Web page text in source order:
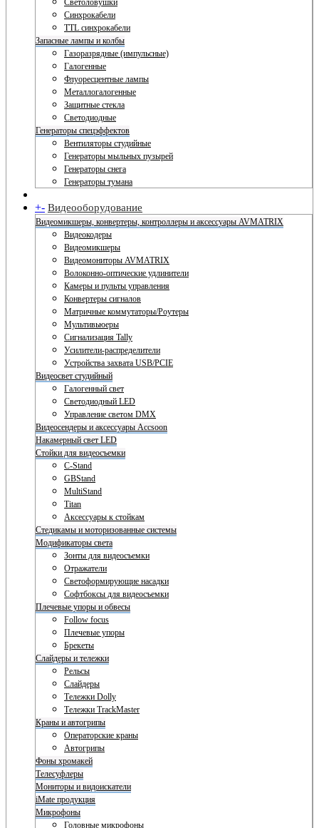
Светоловушки
Синхрокабели
TTL синхрокабели
Запасные лампы и колбы
Газоразрядные (импульсные)
Галогенные
Флуоресцентные лампы
Металлогалогенные
Защитные стекла
Светодиодные
Генераторы спецэффектов
Вентиляторы студийные
Генераторы мыльных пузырей
Генераторы снега
Генераторы тумана
+- Видеооборудование
Видеомикшеры, конвертеры, контроллеры и аксессуары AVMATRIX
Видеокодеры
Видеомикшеры
Видеомониторы AVMATRIX
Волоконно-оптические удлинители
Камеры и пульты управления
Конвертеры сигналов
Матричные коммутаторы/Роутеры
Мультивьюеры
Сигнализация Tally
Усилители-распределители
Устройства захвата USB/PCIE
Видеосвет студийный
Галогенный свет
Светодиодный LED
Управление светом DMX
Видеосендеры и аксессуары Accsoon
Накамерный свет LED
Стойки для видеосъемки
C-Stand
GBStand
MultiStand
Titan
Аксессуары к стойкам
Стедикамы и моторизованные системы
Модификаторы света
Зонты для видеосъемки
Отражатели
Светоформирующие насадки
Софтбоксы для видеосъемки
Плечевые упоры и обвесы
Follow focus
Плечевые упоры
Брекеты
Слайдеры и тележки
Рельсы
Слайдеры
Тележки Dolly
Тележки TrackMaster
Краны и автогрипы
Операторские краны
Автогрипы
Фоны хромакей
Телесуфлеры
Мониторы и видоискатели
iMate продукция
Микрофоны
Головные микрофоны